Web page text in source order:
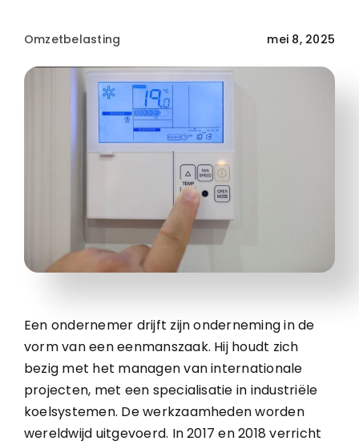
Omzetbelasting mei 8, 2025
Een ondernemer drijft zijn onderneming in de
vorm van een eenmanszaak. Hij houdt zich
bezig met het managen van internationale
projecten, met een specialisatie in industriële
koelsystemen. De werkzaamheden worden
wereldwijd uitgevoerd. In 2017 en 2018 verricht